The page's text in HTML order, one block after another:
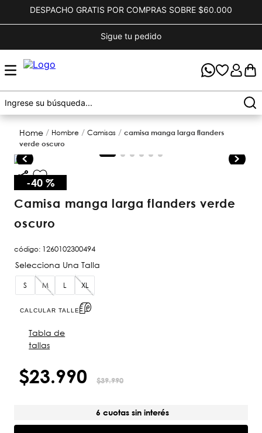
DESPACHO GRATIS POR COMPRAS SOBRE $60.000
Sigue tu pedido
hombre camisas
camisa manga larga flanders
verde oscuro
-40 %
camisa manga larga flanders verde
oscuro
código: 1260102300494
S M L XL
CALCULAR TALLE
Tabla de
tallas
$23.990 $39.990
6 cuotas sin interés